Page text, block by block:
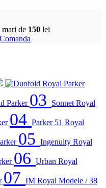
mari de 150 lei
03 Sonnet Royal
04 Parker 51 Royal
05 Ingenuity Royal
06 Urban Royal
07 IM Royal Modele / 38